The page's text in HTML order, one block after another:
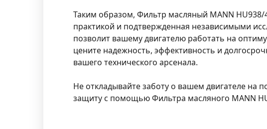
Таким образом, Фильтр масляный MANN HU938/
практикой и подтвержденная независимыми
позволит вашему двигателю работать на
цените надежность, эффективность и
вашего технического арсенала.
Не откладывайте заботу о вашем двигателе на
защиту с помощью Фильтра масляного MANN